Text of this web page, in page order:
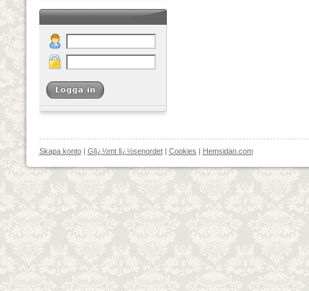
Skapa konto| Glï¿½mt lï¿½senordet| Cookies | Hemsidan.com